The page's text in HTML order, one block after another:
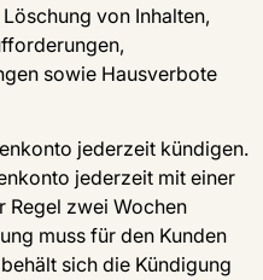
von Inhalten,
sowie Hausverbote
jederzeit kündigen.
jederzeit mit einer
Regel zwei Wochen
muss für den Kunden
sich die Kündigung